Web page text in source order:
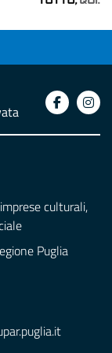
culturali,
Puglia